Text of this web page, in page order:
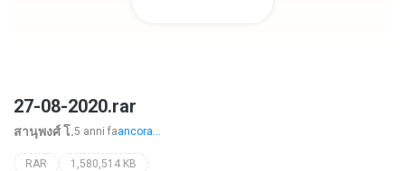
27-08-2020.rar
สานุพงศ์ โ.5 anni faancora...
RAR 1,580,514 KB